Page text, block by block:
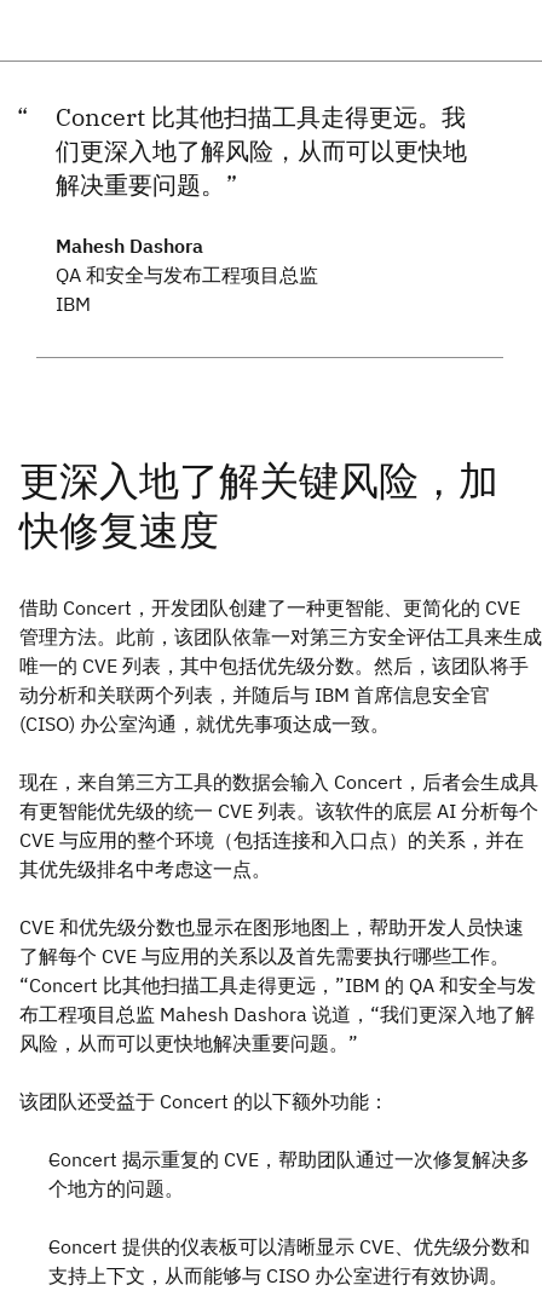
Concert 比其他扫描工具走得更远。我
们更深入地了解风险，从而可以更快地
解决重要问题。
Mahesh Dashora
QA 和安全与发布工程项目总监
IBM
借助 Concert，开发团队创建了一种更智能、更简化的 CVE
管理方法。此前，该团队依靠一对第三方安全评估工具来生成
唯一的 CVE 列表，其中包括优先级分数。然后，该团队将手
动分析和关联两个列表，并随后与 IBM 首席信息安全官
(CISO) 办公室沟通，就优先事项达成一致。
现在，来自第三方工具的数据会输入 Concert，后者会生成具
有更智能优先级的统一 CVE 列表。该软件的底层 AI 分析每个
CVE 与应用的整个环境（包括连接和入口点）的关系，并在
其优先级排名中考虑这一点。
CVE 和优先级分数也显示在图形地图上，帮助开发人员快速
了解每个 CVE 与应用的关系以及首先需要执行哪些工作。
“Concert 比其他扫描工具走得更远，”IBM 的 QA 和安全与发
布工程项目总监 Mahesh Dashora 说道，“我们更深入地了解
风险，从而可以更快地解决重要问题。”
该团队还受益于 Concert 的以下额外功能：
Concert 揭示重复的 CVE，帮助团队通过一次修复解决多
个地方的问题。
Concert 提供的仪表板可以清晰显示 CVE、优先级分数和
支持上下文，从而能够与 CISO 办公室进行有效协调。